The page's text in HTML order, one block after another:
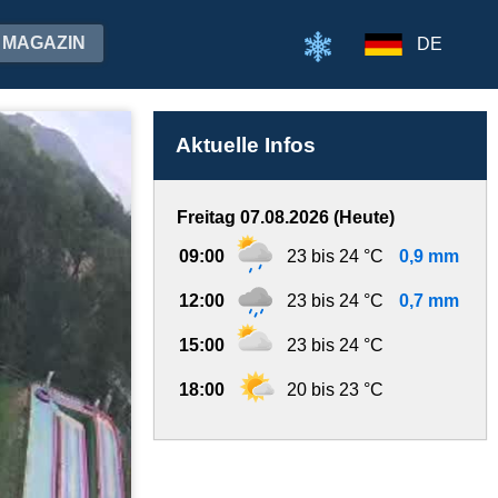
MAGAZIN DE
Aktuelle Infos
Freitag 07.08.2026 (Heute)
09:00 23 bis 24 °C 0,9 mm
12:00 23 bis 24 °C 0,7 mm
15:00 23 bis 24 °C
18:00 20 bis 23 °C